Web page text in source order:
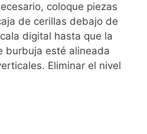
coloque piezas
de cerillas debajo de
digital hasta que la
burbuja esté alineada
Eliminar el nivel